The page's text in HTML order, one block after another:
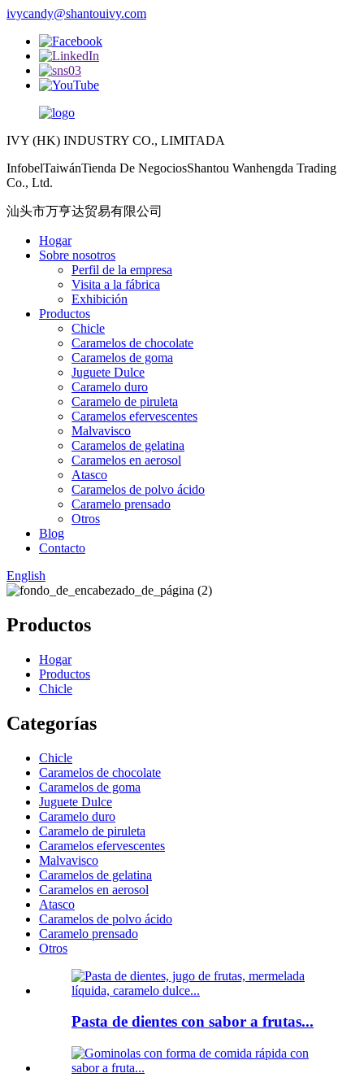
ivycandy@shantouivy.com
IVY (HK) INDUSTRY CO., LIMITADA
InfobelTaiwánTienda De NegociosShantou Wanhengda Trading
Co., Ltd.
汕头市万亨达贸易有限公司
Hogar
Sobre nosotros
Perfil de la empresa
Visita a la fábrica
Exhibición
Productos
Chicle
Caramelos de chocolate
Caramelos de goma
Juguete Dulce
Caramelo duro
Caramelo de piruleta
Caramelos efervescentes
Malvavisco
Caramelos de gelatina
Caramelos en aerosol
Atasco
Caramelos de polvo ácido
Caramelo prensado
Otros
Blog
Contacto
English
Productos
Hogar
Productos
Chicle
Categorías
Chicle
Caramelos de chocolate
Caramelos de goma
Juguete Dulce
Caramelo duro
Caramelo de piruleta
Caramelos efervescentes
Malvavisco
Caramelos de gelatina
Caramelos en aerosol
Atasco
Caramelos de polvo ácido
Caramelo prensado
Otros
Pasta de dientes con sabor a frutas...